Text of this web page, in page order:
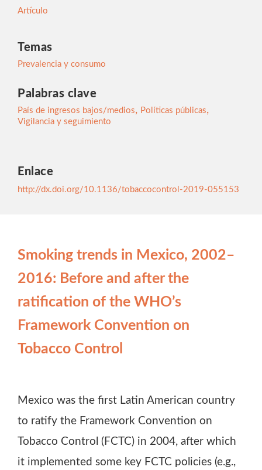
Artículo
Temas
Prevalencia y consumo
Palabras clave
País de ingresos bajos/medios, Políticas públicas,
Vigilancia y seguimiento
Enlace
http://dx.doi.org/10.1136/tobaccocontrol-2019-055153
Smoking trends in Mexico, 2002–
2016: Before and after the
ratification of the WHO’s
Framework Convention on
Tobacco Control
Mexico was the first Latin American country
to ratify the Framework Convention on
Tobacco Control (FCTC) in 2004, after which
it implemented some key FCTC policies (e.g.,